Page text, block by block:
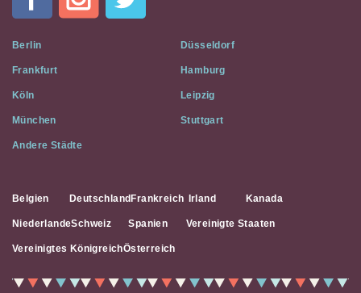
Flat
Social
Media
Berlin Düsseldorf
Frankfurt Hamburg
Köln Leipzig
München Stuttgart
Andere Städte
Belgien Deutschland Frankreich Irland Kanada
NiederlandeSchweiz Spanien Vereinigte Staaten
Vereinigtes KönigreichÖsterreich